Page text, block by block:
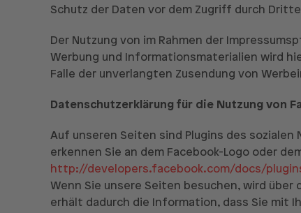
Schutz der Daten vor dem Zugriff durch
Der Nutzung von im Rahmen der
Werbung und Informationsmaterialien wird
Falle der unverlangten Zusendung von
Datenschutzerklärung für die Nutzung von
Auf unseren Seiten sind Plugins des sozialen
erkennen Sie an dem Facebook-Logo oder
http://developers.facebook.com/docs/
Wenn Sie unsere Seiten besuchen, wird
erhält dadurch die Information, dass Sie mit